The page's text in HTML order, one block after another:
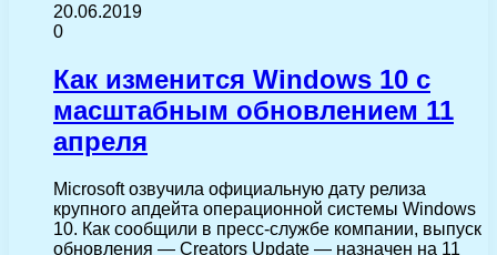
20.06.2019
0
Как изменится Windows 10 с
масштабным обновлением 11
апреля
Microsoft озвучила официальную дату релиза
крупного апдейта операционной системы Windows
10. Как сообщили в пресс-службе компании, выпуск
обновления — Creators Update — назначен на 11